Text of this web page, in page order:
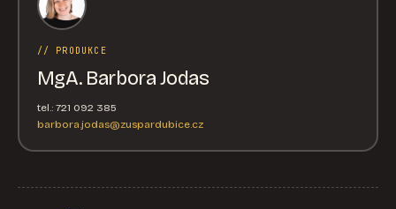
// PRODUKCE
MgA. Barbora Jodas
tel.: 721 092 385
barbora.jodas@zuspardubice.cz